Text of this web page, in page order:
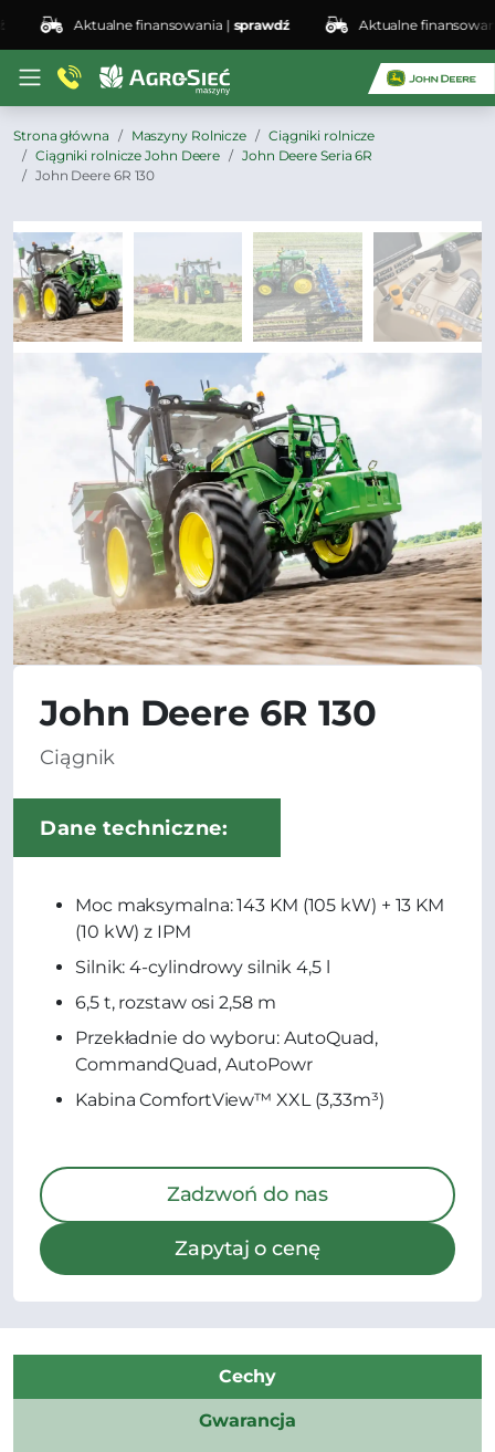
Aktualne finansowania |sprawdź Aktualne finansowania |
Strona główna Maszyny Rolnicze
Ciągniki rolnicze
Ciągniki rolnicze John Deere
John Deere Seria 6R
John Deere 6R 130
John Deere 6R 130
Ciągnik
Dane techniczne:
Moc maksymalna: 143 KM (105 kW) + 13 KM
(10 kW) z IPM
Silnik: 4-cylindrowy silnik 4,5 l
6,5 t, rozstaw osi 2,58 m
Przekładnie do wyboru: AutoQuad,
CommandQuad, AutoPowr
Kabina ComfortView™ XXL (3,33m³)
Zadzwoń do nas
Zapytaj o cenę
Cechy
Gwarancja